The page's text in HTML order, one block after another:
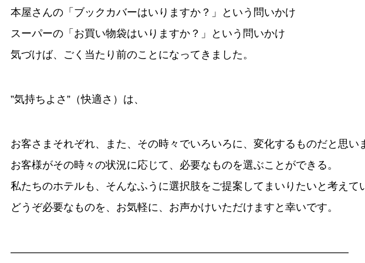
本屋さんの「ブックカバーはいりますか？」という問いかけ
スーパーの「お買い物袋はいりますか？」という問いかけ
気づけば、ごく当たり前のことになってきました。
”気持ちよさ”（快適さ）は、
お客さまそれぞれ、また、その時々でいろいろに、変化するものだと思い
お客様がその時々の状況に応じて、必要なものを選ぶことができる。
私たちのホテルも、そんなふうに選択肢をご提案してまいりたいと考えて
どうぞ必要なものを、お気軽に、お声かけいただけますと幸いです。
————————————————————————————————